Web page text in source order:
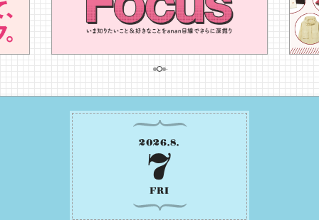
2026.8.
7
FRI